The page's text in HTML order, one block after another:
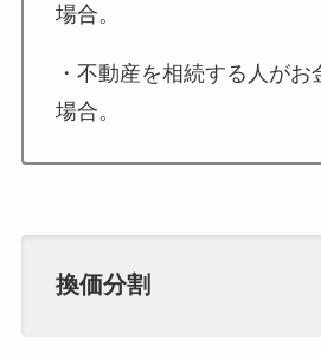
場合。
・不動産を相続する人がお
場合。
換価分割